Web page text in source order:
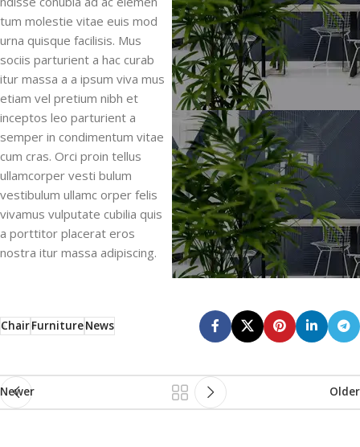
tum molestie vitae euis mod
urna quisque facilisis. Mus
sociis parturient a hac curab
itur massa a a ipsum viva mus
etiam vel pretium nibh et
inceptos leo parturient a
semper in condimentum vitae
cum cras. Orci proin tellus
ullamcorper vesti bulum
vestibulum ullamc orper felis
vivamus vulputate cubilia quis
a porttitor placerat eros
nostra itur massa adipiscing.
ChairFurnitureNews
Newer Older